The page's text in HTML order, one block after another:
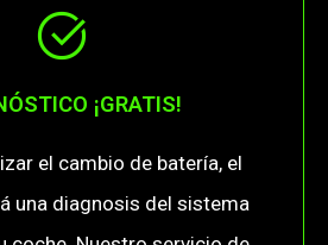
¡GRATIS!
el cambio de batería, el
una diagnosis del sistema